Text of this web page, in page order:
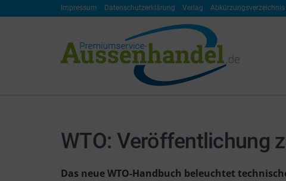
Impressum Datenschutzerklärung Verlag Abkürzungsverzeichnis
WTO: Veröffentlichung
Das neue WTO-Handbuch beleuchtet